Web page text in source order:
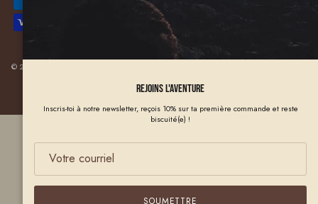
© 2026
Rejoins l'aventure
Inscris-toi à notre newsletter, reçois 10% sur ta première commande et reste
biscuité(e) !
SOUMETTRE